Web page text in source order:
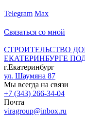
Telegram Max
Связаться со мной
СТРОИТЕЛЬСТВО
ЕКАТЕРИНБУРГЕ
г.Екатеринбург
ул. Шаумяна 87
Мы всегда на связи
+7 (343) 266-34-04
Почта
viragroup@inbox.ru